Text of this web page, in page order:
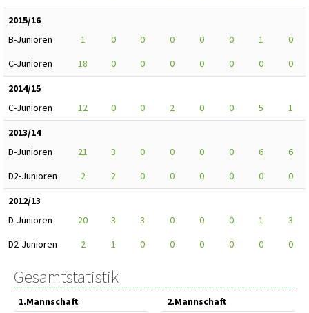
2015/16
B-Junioren
1 0 0 0 0 0 1
0
C-Junioren
18 0 0 0 0 0 0
0
2014/15
C-Junioren
12 0 0 2 0 0 5
1
2013/14
D-Junioren
21 3 0 0 0 0 6
6
D2-Junioren
2 2 0 0 0 0 0
0
2012/13
D-Junioren
20 3 3 0 0 0 1
3
D2-Junioren
2 1 0 0 0 0 0 0
Gesamtstatistik
1.Mannschaft
2.Mannschaft